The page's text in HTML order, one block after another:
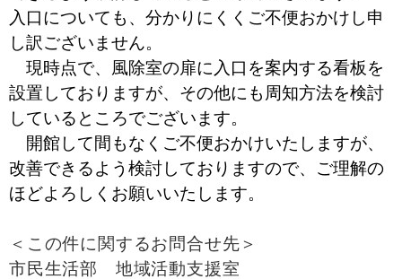
入口についても、分かりにくくご不便おかけし申
し訳ございません。
現時点で、風除室の扉に入口を案内する看板を
設置しておりますが、その他にも周知方法を検討
しているところでございます。
開館して間もなくご不便おかけいたしますが、
改善できるよう検討しておりますので、ご理解の
ほどよろしくお願いいたします。
＜この件に関するお問合せ先＞
市民生活部 地域活動支援室